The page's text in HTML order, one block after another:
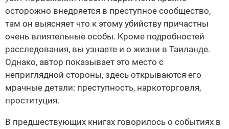
осторожно внедряется в преступное сообщество,
там он выясняет что к этому убийству причастны
очень влиятельные особы. Кроме подробностей
расследования, вы узнаете и о жизни в Таиланде.
Однако, автор показывает это место с
неприглядной стороны, здесь открываются его
мрачные детали: преступность, наркоторговля,
проституция.
В предшествующих книгах говорилось о событиях в